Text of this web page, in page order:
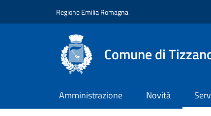
Regione Emilia Romagna
Comune di
Amministrazione Novità